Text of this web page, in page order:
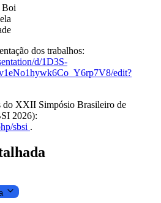
Boi
dos trabalhos:
d/1D3S-
edit?
do XXII Simpósio Brasileiro de
2026):
sbsi .